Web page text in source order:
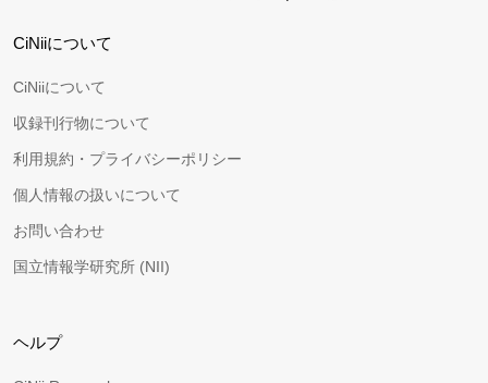
CiNiiについて
CiNiiについて
収録刊行物について
利用規約・プライバシーポリシー
個人情報の扱いについて
お問い合わせ
国立情報学研究所 (NII)
ヘルプ